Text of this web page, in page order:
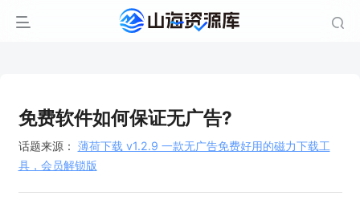
免费软件如何保证无广告?
话题来源： 薄荷下载 v1.2.9 一款无广告免费好用的磁力下载工
具，会员解锁版